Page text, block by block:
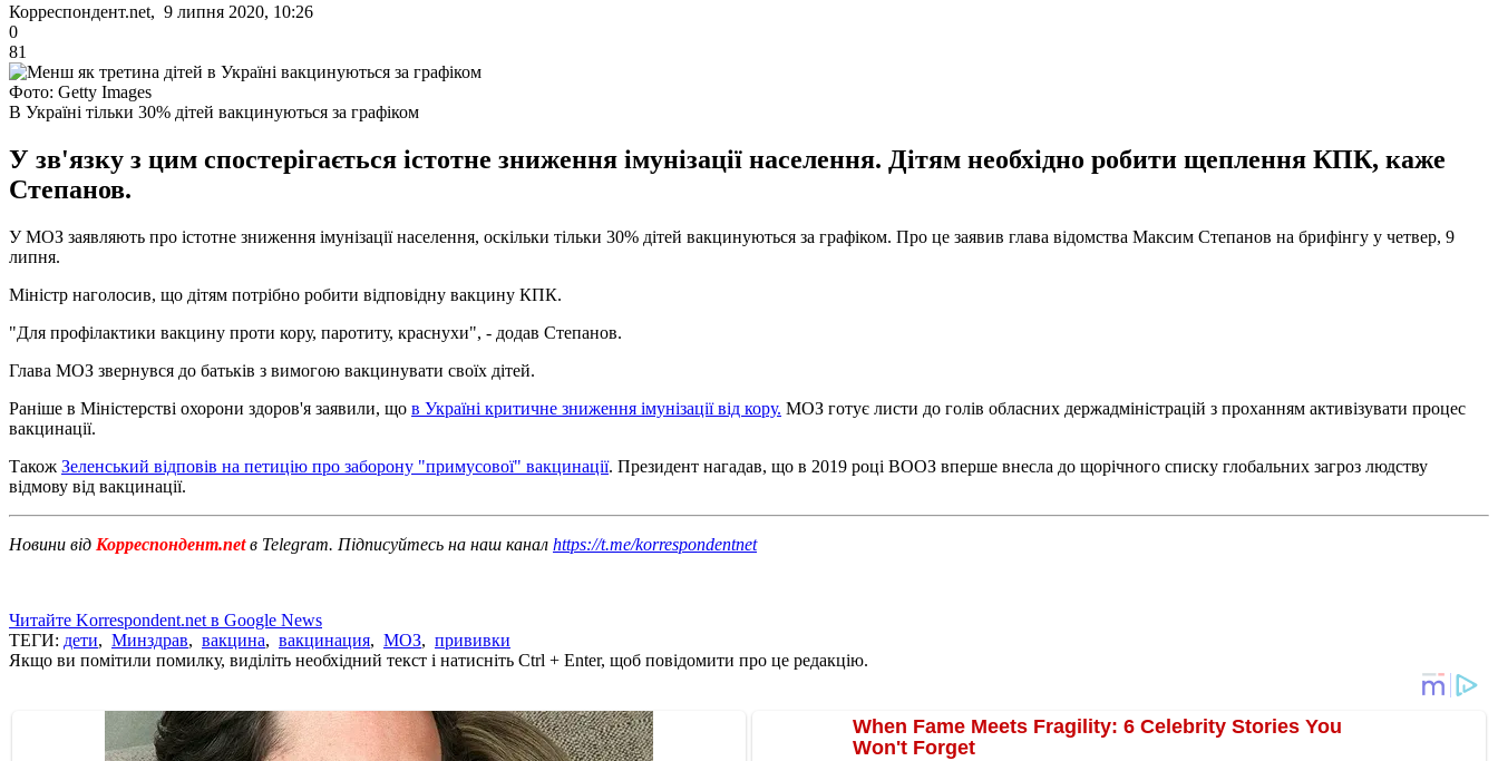
Корреспондент.net, 9 липня 2020, 10:26
0
81
Фото: Getty Images
В Україні тільки 30% дітей вакцинуються за графіком
У зв'язку з цим спостерігається істотне зниження імунізації населення. Дітям необхідно робити щеплення КПК, каже
Степанов.
У МОЗ заявляють про істотне зниження імунізації населення, оскільки тільки 30% дітей вакцинуються за графіком. Про це заявив глава відомства Максим Степанов на брифінгу у четвер, 9
липня.
Міністр наголосив, що дітям потрібно робити відповідну вакцину КПК.
"Для профілактики вакцину проти кору, паротиту, краснухи", - додав Степанов.
Глава МОЗ звернувся до батьків з вимогою вакцинувати своїх дітей.
Раніше в Міністерстві охорони здоров'я заявили, що в Україні критичне зниження імунізації від кору. МОЗ готує листи до голів обласних держадміністрацій з проханням активізувати процес
вакцинації.
Також Зеленський відповів на петицію про заборону "примусової" вакцинації. Президент нагадав, що в 2019 році ВООЗ вперше внесла до щорічного списку глобальних загроз людству
відмову від вакцинації.
Новини від Корреспондент.netв Telegram. Підписуйтесь на наш канал https://t.me/korrespondentnet
Читайте Korrespondent.net в Google News
ТЕГИ: дети, Минздрав, вакцина, вакцинация, МОЗ, прививки
Якщо ви помітили помилку, виділіть необхідний текст і натисніть Ctrl + Enter, щоб повідомити про це редакцію.